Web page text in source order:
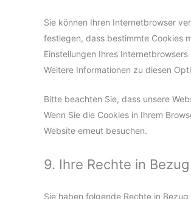
Sie können Ihren Internetbrowser
festlegen, dass bestimmte Cookies
Einstellungen Ihres
Weitere Informationen zu diesen
Bitte beachten Sie, dass unsere
Wenn Sie die Cookies in Ihrem
Website erneut besuchen.
9. Ihre Rechte in
Sie haben folgende Rechte in